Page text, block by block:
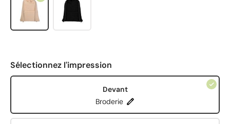
Sélectionnez l'impression
Devant
Broderie